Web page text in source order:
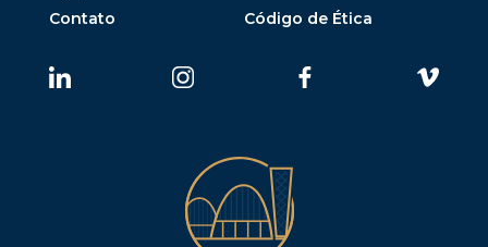
Contato
Código de Ética